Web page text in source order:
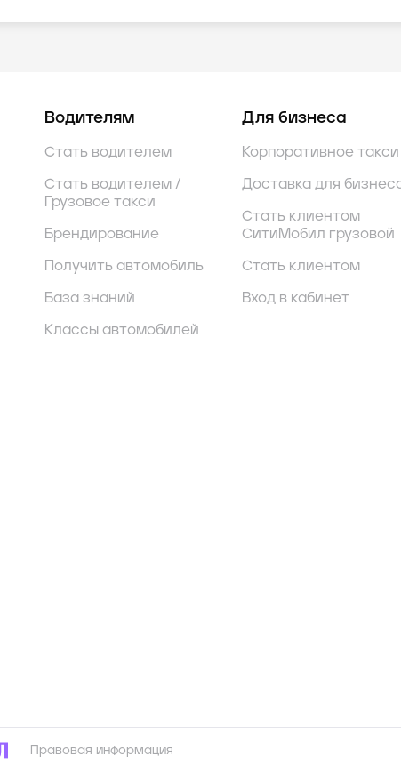
Водителям
Стать водителем
Стать водителем /
Грузовое такси
Брендирование
Получить автомобиль
База знаний
Классы автомобилей
Для бизнеса
Корпоративное такси
Доставка для
Стать клиентом
СитиМобил грузовой
Стать клиентом
Вход в кабинет
Правовая информация